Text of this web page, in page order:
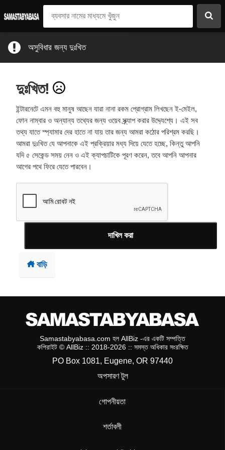
অসুবিধার জন্য দুঃখিত
দুঃখিত!
ইন্টারনেটে এমন বহু মানুষ আছেন যারা নানা রকম প্রোগ্রাম লিখছেন ই-মেইল,
ফোন নাম্বার ও অন্যান্য তথ্যের জন্য ওয়েব স্ক্র্যাপ করার উদ্দ্যেশ্যে। এই সব
তথ্য যাতে স্প্যামার দের হাতে না যায় তার জন্য আমরা কঠোর পরিশ্রম করছি।
আমরা দুঃখিত যে আপনাকে এই প্রক্রিয়ার মধ্য দিয়ে যেতে হচ্ছে, কিন্তু আপনি
যদি ৫ সেকেন্ড সময় নেন ও এই ক্যাপচাটিকে পূরণ করেন, তবে আপনি আপনার
আগের পথে ফিরে যেতে পারবেন।
দাখিল করা
বাড়ি
Samastabyabasa.com হল AllBiz -এর একটি সম্পত্তি
কপিরাইট © AllBiz :: 2018-2026 :: সমস্ত অধিকার সংরক্ষিত
PO Box 1081, Eugene, OR 97440
অপসারণ টুল
গোপনীয়তা
শর্তাবলী